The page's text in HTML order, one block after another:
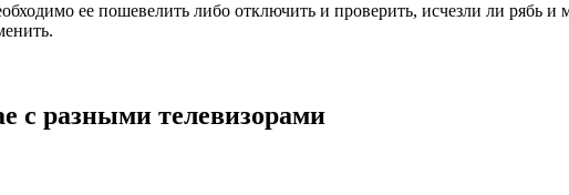
ее пошевелить либо отключить и проверить, исчезли ли рябь
с разными телевизорами